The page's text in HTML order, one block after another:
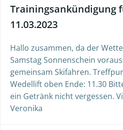
Trainingsankündigung
11.03.2023
Hallo zusammen, da der
Samstag Sonnenschein
gemeinsam Skifahren.
Wedellift oben Ende: 11.30
ein Getränk nicht vergessen.
Veronika